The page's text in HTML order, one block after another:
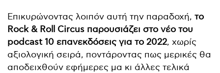
Επικυρώνοντας λοιπόν αυτή την παραδοχή, το
Rock & Roll Circus παρουσιάζει στο νέο του
podcast 10 επανεκδόσεις για το 2022, χωρίς
αξιολογική σειρά, ποντάροντας πως μερικές θα
αποδειχθούν εφήμερες μα κι άλλες τελικά